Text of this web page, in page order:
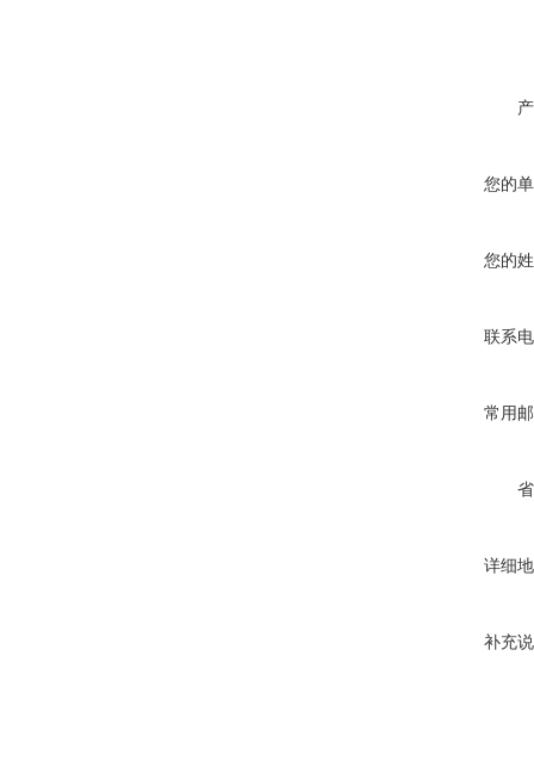
您的
您的
联系
常用
详细
补充